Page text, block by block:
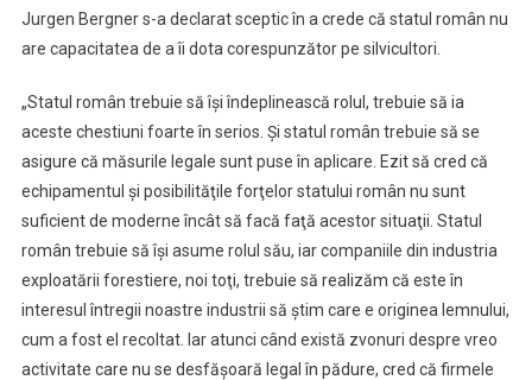
Jurgen Bergner s-a declarat sceptic în a crede că statul român nu
are capacitatea de a îi dota corespunzător pe silvicultori.
„Statul român trebuie să îşi îndeplinească rolul, trebuie să ia
aceste chestiuni foarte în serios. Şi statul român trebuie să se
asigure că măsurile legale sunt puse în aplicare. Ezit să cred că
echipamentul şi posibilităţile forţelor statului român nu sunt
suficient de moderne încât să facă faţă acestor situaţii. Statul
român trebuie să îşi asume rolul său, iar companiile din industria
exploatării forestiere, noi toţi, trebuie să realizăm că este în
interesul întregii noastre industrii să ştim care e originea lemnului,
cum a fost el recoltat. Iar atunci când există zvonuri despre vreo
activitate care nu se desfăşoară legal în pădure, cred că firmele